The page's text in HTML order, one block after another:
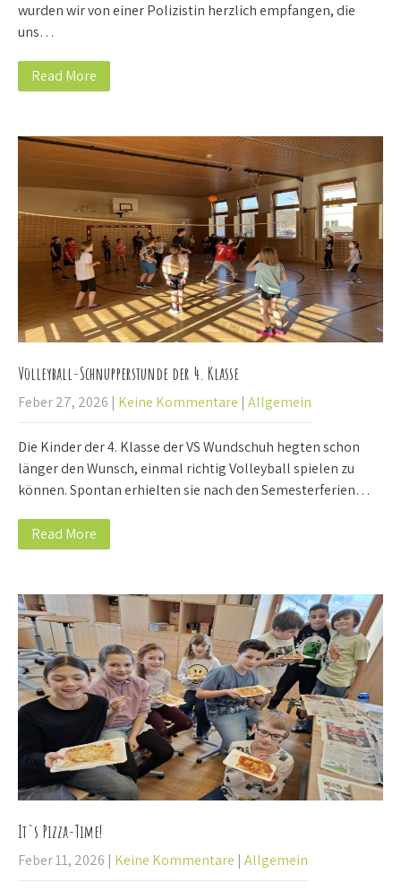
wurden wir von einer Polizistin herzlich empfangen, die
uns…
Read More
Volleyball-Schnupperstunde der 4. Klasse
Feber 27, 2026 | Keine Kommentare | Allgemein
Die Kinder der 4. Klasse der VS Wundschuh hegten schon
länger den Wunsch, einmal richtig Volleyball spielen zu
können. Spontan erhielten sie nach den Semesterferien…
Read More
It`s Pizza-Time!
Feber 11, 2026 | Keine Kommentare | Allgemein